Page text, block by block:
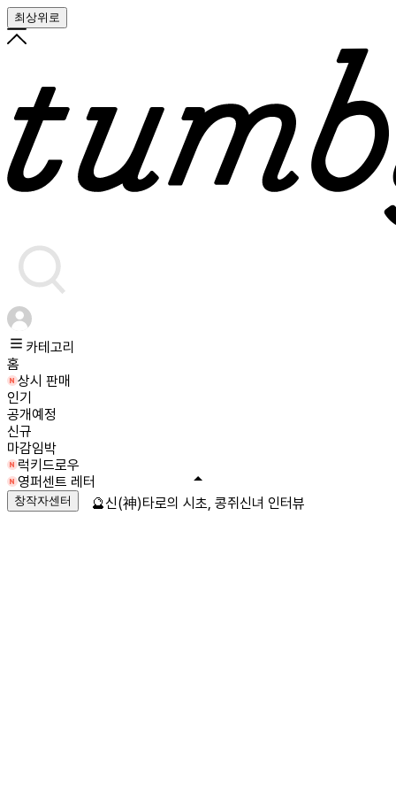
최상위로
카테고리
홈
상시 판매
인기
공개예정
신규
마감임박
럭키드로우
영퍼센트 레터
창작자센터 🔮신(神)타로의 시초, 콩쥐신녀 인터뷰